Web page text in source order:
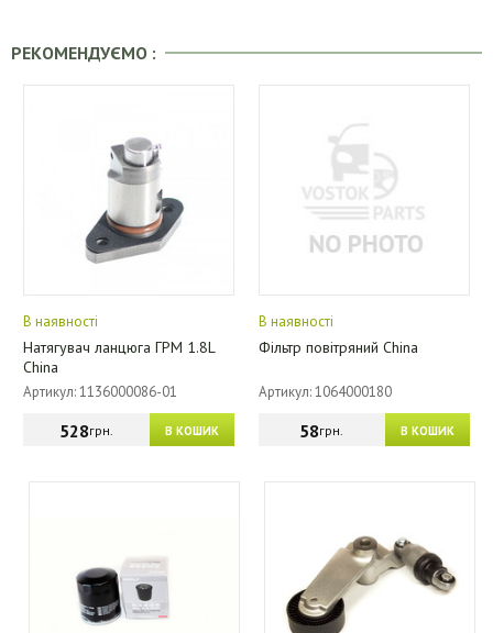
РЕКОМЕНДУЄМО :
В наявності
Натягувач ланцюга ГРМ 1.8L
China
Артикул: 1136000086-01
В КОШИК
528грн.
В наявності
Фільтр повітряний China
Артикул: 1064000180
В КОШИК
58грн.